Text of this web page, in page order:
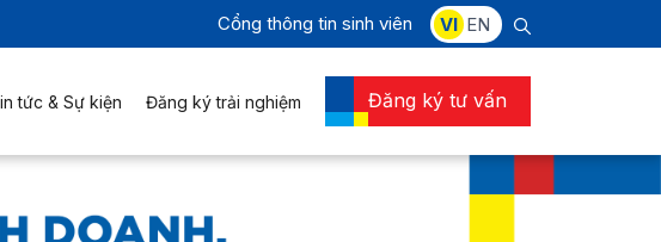
Cổng thông tin sinh viên VI EN
tức & Sự kiện Đăng ký trải nghiệm Đăng ký tư vấn